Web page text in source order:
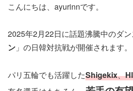
こんにちは、ayurinnです。
2025年2月22日に話題沸騰中のダ
ン 」の日韓対抗戦が開催されます。
パリ五輪でも活躍したShigekix、